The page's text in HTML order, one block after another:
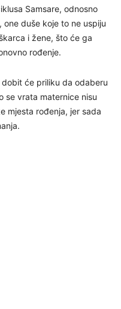
Samsare, odnosno
duše koje to ne uspiju
i žene, što će ga
rođenje.
će priliku da odaberu
se vrata maternice nisu
mjesta rođenja, jer sada